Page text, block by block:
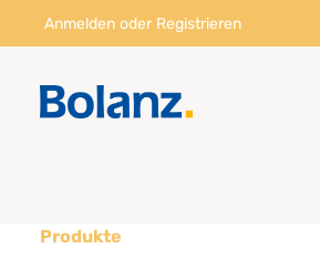
Anmelden oder Registrieren
Produkte